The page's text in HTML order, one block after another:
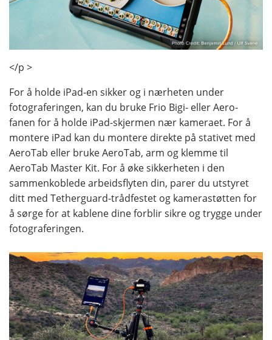
</p >
For å holde iPad-en sikker og i nærheten under
fotograferingen, kan du bruke Frio Bigi- eller Aero-
fanen for å holde iPad-skjermen nær kameraet. For å
montere iPad kan du montere direkte på stativet med
AeroTab eller bruke AeroTab, arm og klemme til
AeroTab Master Kit. For å øke sikkerheten i den
sammenkoblede arbeidsflyten din, parer du utstyret
ditt med Tetherguard-trådfestet og kamerastøtten for
å sørge for at kablene dine forblir sikre og trygge under
fotograferingen.